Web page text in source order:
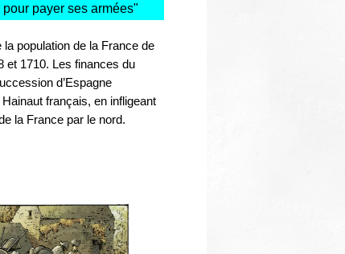
Autres civilisations
payer ses armées"
population de la France de
et 1710. Les finances du
d’Espagne
français, en infligeant
la France par le nord.